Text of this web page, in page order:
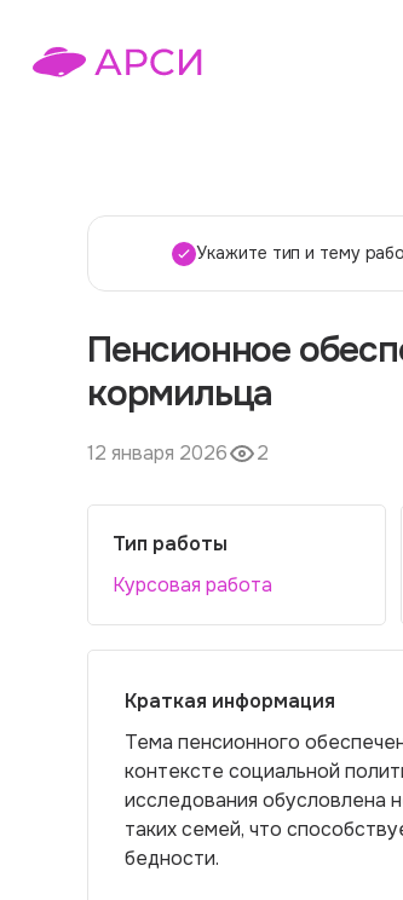
Укажите тип и тему
Пенсионное
кормильца
12 января 2026 2
Тип работы
Курсовая работа
Краткая информация
Тема пенсионного
контексте социальной
исследования обусловлена
таких семей, что
бедности.